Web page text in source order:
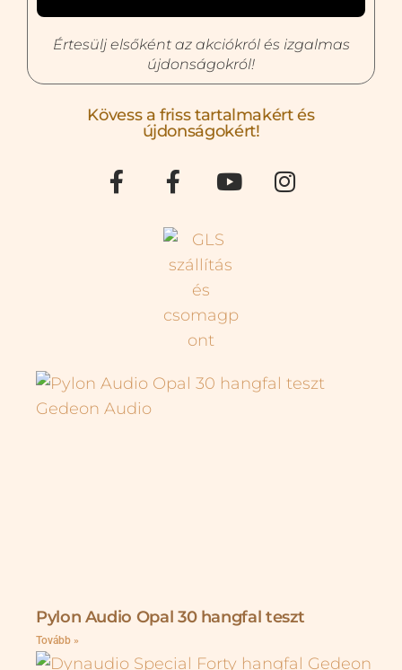
Értesülj elsőként az akciókról és izgalmas
újdonságokról!
Kövess a friss tartalmakért és
újdonságokért!
Pylon Audio Opal 30 hangfal teszt
Tovább »